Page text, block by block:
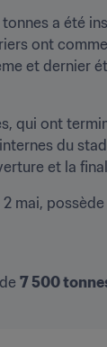
a été
ont
et dernier
qui ont
du
et la
mai,
7 500